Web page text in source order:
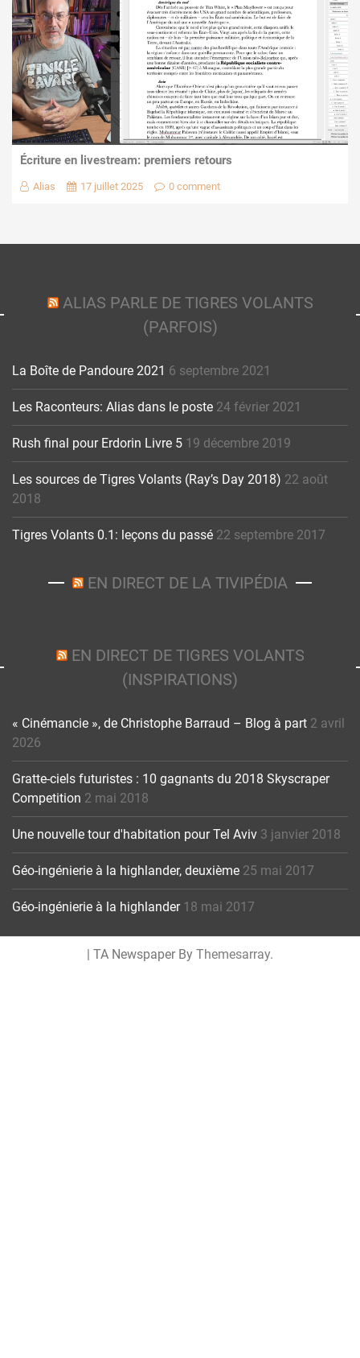
Écriture en livestream: premiers retours
Alias 17 juillet 2025 0 comment
ALIAS PARLE DE TIGRES VOLANTS
(PARFOIS)
La Boîte de Pandoure 2021 6 septembre 2021
Les Raconteurs: Alias dans le poste 24 février 2021
Rush final pour Erdorin Livre 5 19 décembre 2019
Les sources de Tigres Volants (Ray’s Day 2018) 22 août
2018
Tigres Volants 0.1: leçons du passé 22 septembre 2017
EN DIRECT DE LA TIVIPÉDIA
EN DIRECT DE TIGRES VOLANTS
(INSPIRATIONS)
« Cinémancie », de Christophe Barraud – Blog à part 2 avril
2026
Gratte-ciels futuristes : 10 gagnants du 2018 Skyscraper
Competition 2 mai 2018
Une nouvelle tour d'habitation pour Tel Aviv 3 janvier 2018
Géo-ingénierie à la highlander, deuxième 25 mai 2017
Géo-ingénierie à la highlander 18 mai 2017
TA Newspaper By Themesarray.